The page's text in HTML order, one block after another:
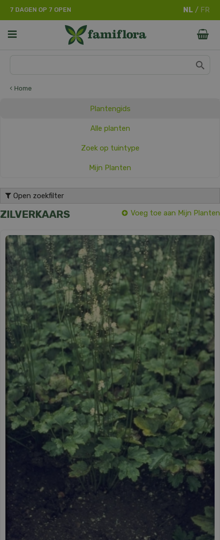
Home
7 DAGEN OP 7 OPEN
Plantengids
Alle planten
Zoek op tuintype
Mijn Planten
Open zoekfilter
ZILVERKAARS Voeg toe aan Mijn Planten